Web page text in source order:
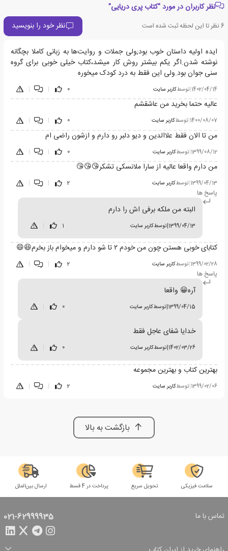
نظر کاربران در مورد "کتاب پری دریایی"
6نظر تا این لحظه ثبت شده است نظر خود را بنویسید
ایده اولیه داستان خوب بود;ولی جملات و روایت‌ها به زبانی کاملا بچگانه
نوشته شدن.اگر یکم بیشتر روش کار میشد،کتاب خیلی خوبی برای گروه
سنی جوان بود.ولی این فقط به درد کودک میخوره
1402/04/14
|توسطکاربر سایت 0
|
|
عالیه حتما بخرید من عاشقشم
1400/08/07
|توسطکاربر سایت 0
|
|
من تا الان فقط علاالدین و دیو دلبر رو دارم و ازشون راضی ام
1399/08/12
|توسطکاربر سایت 0
|
|
من دارم واقعا عالیه از سارا ملانسکی تشکر😘😘😘
1399/04/13
|توسطکاربر سایت 2
|
|
پاسخ ها
البته من ملکه برفی اش را دارم
1399/04/13
|توسطکاربر سایت 1
کتابای خوبی هستن چون من خودم ۲ تا شو دارم و میخوام باز بخرم😆😄
1399/02/28
|توسطکاربر سایت 2
|
|
پاسخ ها
آره😀 واقعا
1399/04/15
|توسطکاربر سایت 0
خدایا شفای عاجل فقط
1402/03/26
|توسطکاربر سایت 0
بهترین کتاب و بهترین مجموعه
1399/02/06
|توسطکاربر سایت 2
|
|
بازگشت به بالا
سلامت فیزیکی تحویل سریع پرداخت در 4 قسط ارسال بین‌الملل
تماس با ما 021-62999935